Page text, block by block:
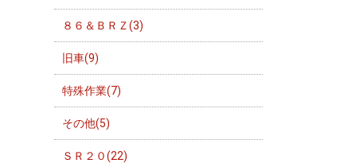
８６＆ＢＲＺ(3)
旧車(9)
特殊作業(7)
その他(5)
ＳＲ２０(22)